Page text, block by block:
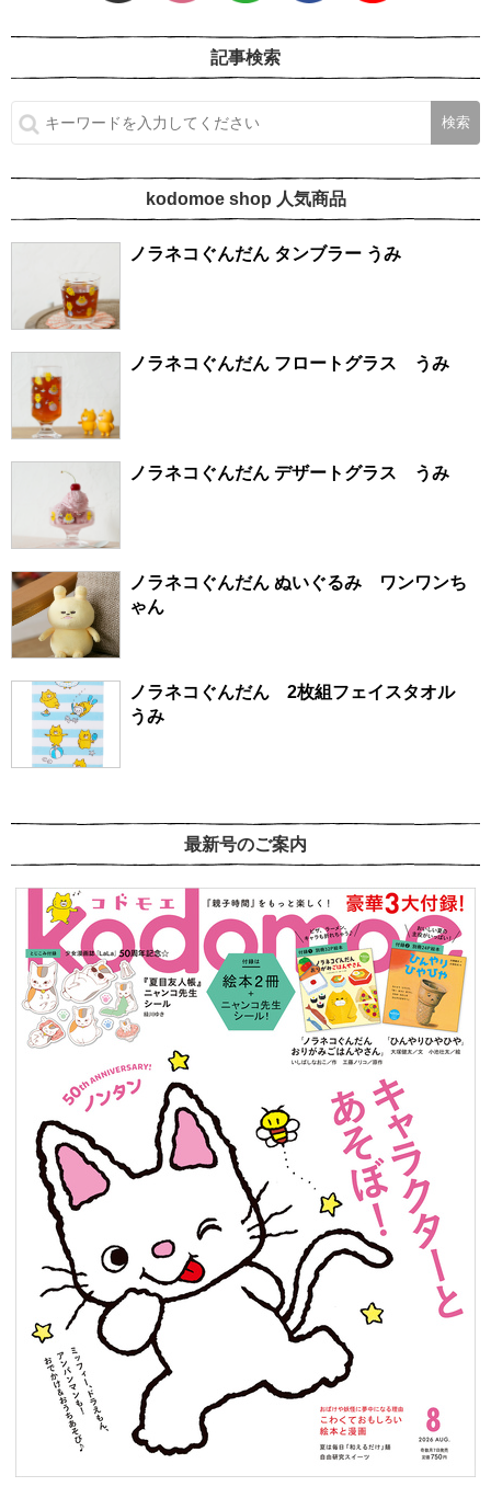
記事検索
kodomoe shop 人気商品
ノラネコぐんだん タンブラー うみ
ノラネコぐんだん フロートグラス うみ
ノラネコぐんだん デザートグラス うみ
ノラネコぐんだん ぬいぐるみ ワンワンち
ゃん
ノラネコぐんだん 2枚組フェイスタオル
うみ
最新号のご案内